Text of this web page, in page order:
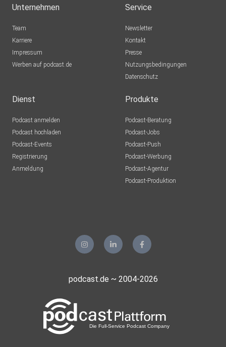
Unternehmen
Team
Karriere
Impressum
Werben auf podcast.de
Service
Newsletter
Kontakt
Presse
Nutzungsbedingungen
Datenschutz
Dienst
Podcast anmelden
Podcast hochladen
Podcast-Events
Registrierung
Anmeldung
Produkte
Podcast-Beratung
Podcast-Jobs
Podcast-Push
Podcast-Werbung
Podcast-Agentur
Podcast-Produktion
podcast.de ~ 2004-2026